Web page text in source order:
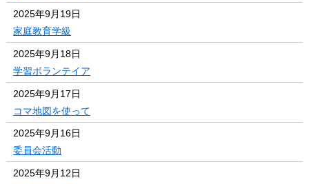
2025年9月19日
家庭教育学級
2025年9月18日
学習ボランテイア
2025年9月17日
コマ地図を使って
2025年9月16日
委員会活動
2025年9月12日